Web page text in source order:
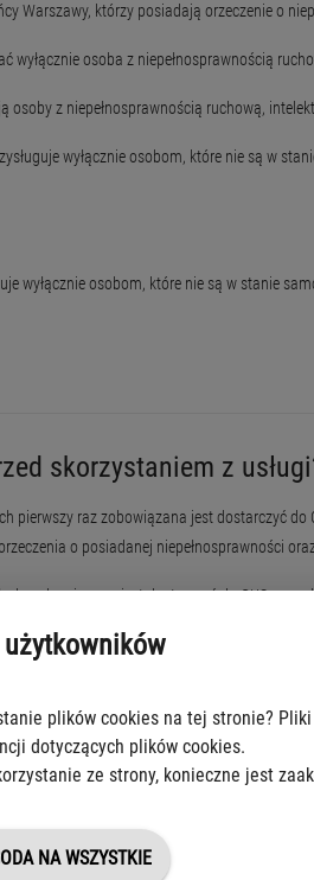
Warszawy, którzy posiadają orzeczenie o
wyłącznie osoba z niepełnosprawnością
osoby z niepełnosprawnością ruchową,
wyłącznie osobom, które nie są w
wyłącznie osobom, które nie są w stanie
skorzystaniem z
pierwszy raz zobowiązana jest dostarczyć do
o posiadanej niepełnosprawności
zobowiązana jest dostarczyć do CUS
orzeczenia o posiadanej
złożeniu kompletnych dokumentów oraz
plików cookies na tej stronie?
dotyczących plików cookies.
ze strony, konieczne jest
NA WSZYSTKIE